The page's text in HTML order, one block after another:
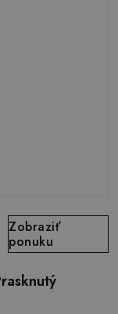
Zobraziť
ponuku